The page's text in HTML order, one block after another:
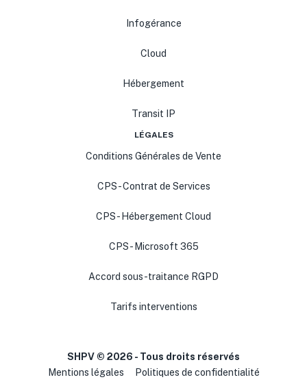
Infogérance
Cloud
Hébergement
Transit IP
LÉGALES
Conditions Générales de Vente
CPS - Contrat de Services
CPS - Hébergement Cloud
CPS - Microsoft 365
Accord sous-traitance RGPD
Tarifs interventions
SHPV © 2026 - Tous droits réservés
Mentions légales
Politiques de confidentialité